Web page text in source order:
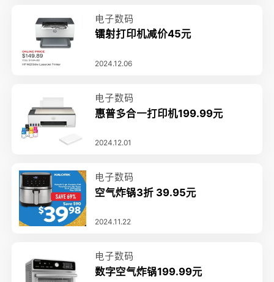
电子数码
镭射打印机减价45元
2024.12.06
电子数码
惠普多合一打印机199.99元
2024.12.01
电子数码
空气炸锅3折 39.95元
2024.11.22
电子数码
数字空气炸锅199.99元